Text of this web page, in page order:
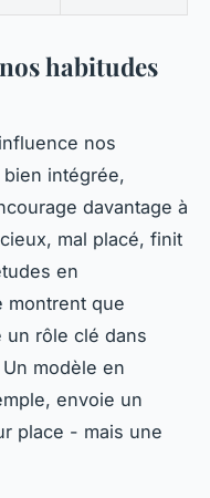
habitudes
nos
intégrée,
davantage à
mal placé, finit
en
montrent que
un rôle clé dans
modèle en
envoie un
place - mais une